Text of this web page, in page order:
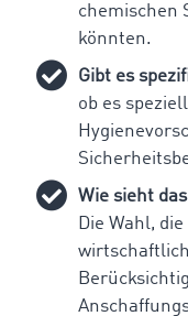
chemischen
könnten.
Gibt es
ob es
Wie sieht
Die Wahl,